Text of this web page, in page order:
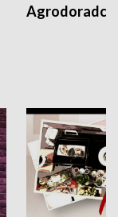
Agrodoradcy